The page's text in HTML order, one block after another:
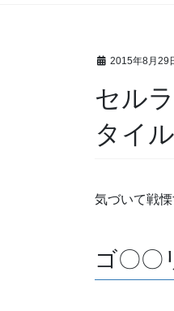
2015年8月29
セル
タイ
気づいて戦
ゴ〇〇